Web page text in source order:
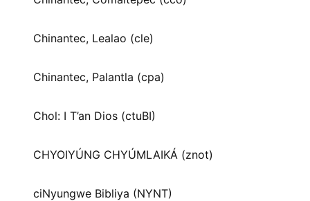
Chinantec, Lealao (cle)
Chinantec, Palantla (cpa)
Chol: I T’an Dios (ctuBI)
CHYOIYÚNG CHYÚMLAIKÁ (znot)
ciNyungwe Bibliya (NYNT)